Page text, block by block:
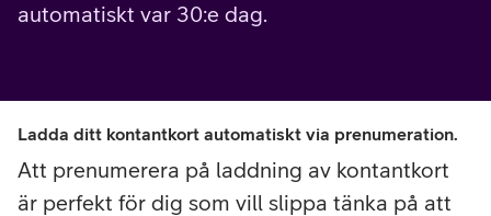
automatiskt var 30:e dag.
Ladda ditt kontantkort automatiskt via prenumeration.
Att prenumerera på laddning av kontantkort
är perfekt för dig som vill slippa tänka på att